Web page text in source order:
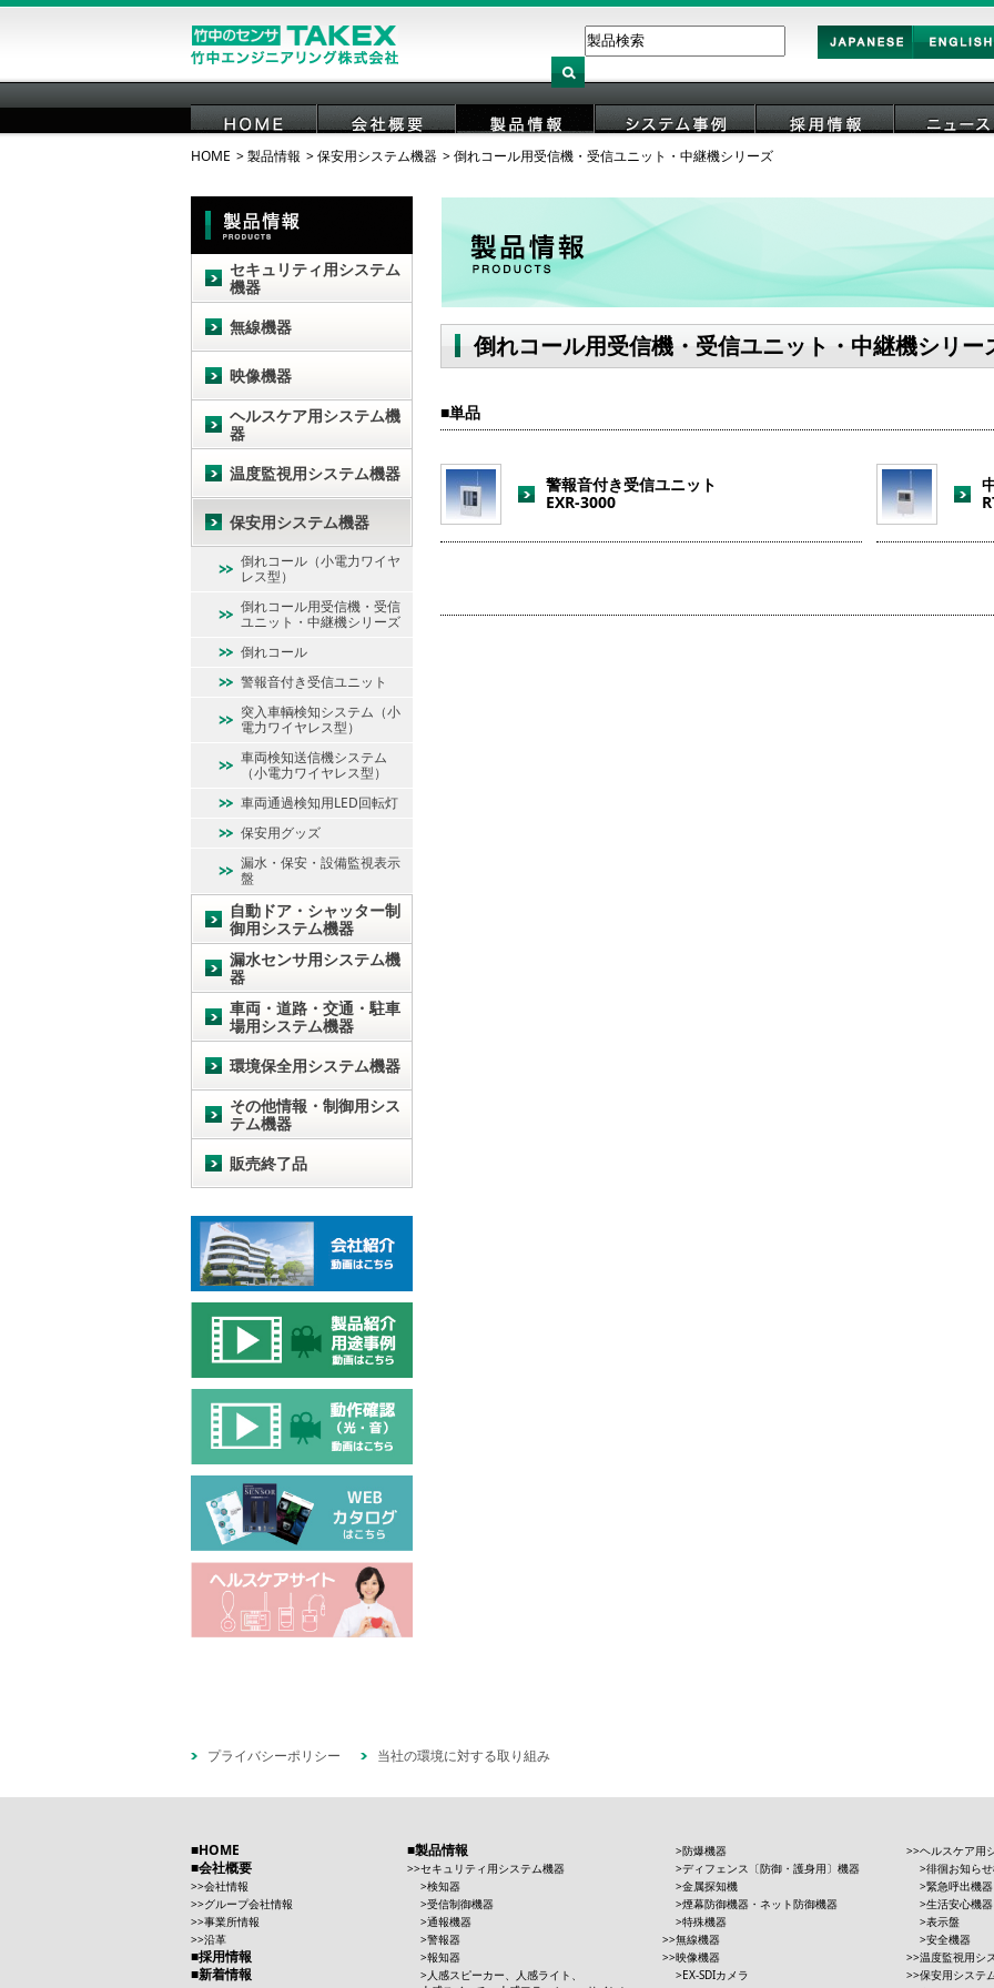
Japan English
HOME 会社概要 製品情報 システム事例
HOME 製品情報 保安用システム機器 倒れコール用受信機・受信ユニット・中継機シリーズ
倒れコール用受信機・受信ユニット・中継機シリー
単品
警報音付き受信ユニット
EXR-3000
セキュリティ用システム
機器
無線機器
映像機器
ヘルスケア用システム機
器
温度監視用システム機器
保安用システム機器
倒れコール（小電力ワイヤ
レス型）
倒れコール用受信機・受信
ユニット・中継機シリーズ
倒れコール
警報音付き受信ユニット
突入車輌検知システム（小
電力ワイヤレス型）
車両検知送信機システム
（小電力ワイヤレス型）
車両通過検知用LED回転灯
保安用グッズ
漏水・保安・設備監視表示
盤
自動ドア・シャッター制
御用システム機器
漏水センサ用システム機
器
車両・道路・交通・駐車
場用システム機器
環境保全用システム機器
その他情報・制御用シス
テム機器
販売終了品
プライバシーポリシー 当社の環境に対する取り組み
HOME
会社概要
会社情報
グループ会社情報
事業所情報
沿革
採用情報
新着情報
製品情報
セキュリティ用システム機器
検知器
受信制御機器
通報機器
警報器
報知器
人感スピーカー、人感ライト、
防爆機器
ディフェンス〔防御・護身用〕機器
金属探知機
煙幕防御機器・ネット防御機器
特殊機器
無線機器
映像機器
EX-SDIカメラ
ヘルスケア用
徘徊お知ら
緊急呼出機器
生活安心機器
表示盤
安全機器
温度監視用シ
保安用システ